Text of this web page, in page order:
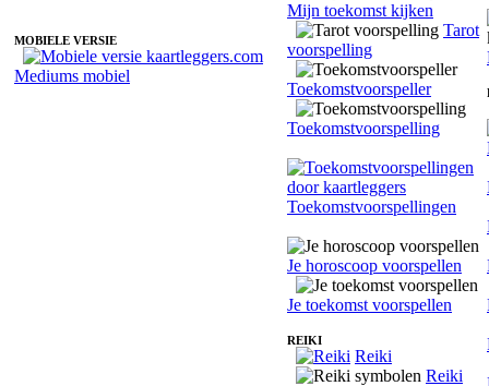
MOBIELE VERSIE
Mediums mobiel
Mijn toekomst kijken
Tarot
voorspelling
Toekomstvoorspeller
Toekomstvoorspelling
Toekomstvoorspellingen
Je horoscoop voorspellen
Je toekomst voorspellen
REIKI
Reiki
Reiki